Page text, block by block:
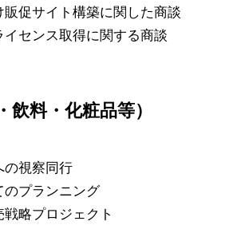
促サイト構築に関した商談
センス取得に関する商談
料・化粧品等）
の視察同行
プランニング
略プロジェクト